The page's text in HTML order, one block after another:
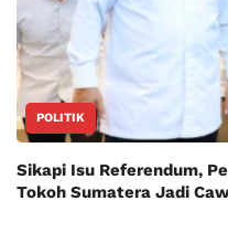
POLITIK
Sikapi Isu Referendum,
Tokoh Sumatera Jadi